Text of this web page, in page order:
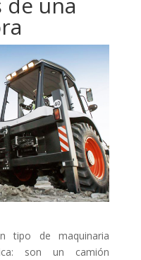
tipo de maquinaria
son un camión